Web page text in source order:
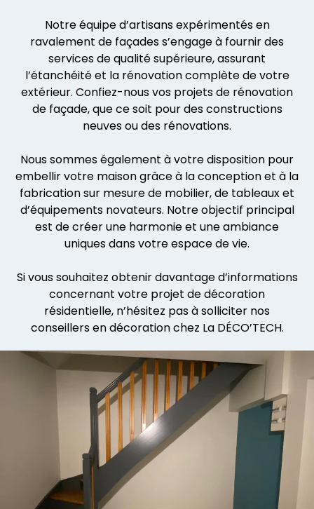
Notre équipe d’artisans expérimentés en
ravalement de façades s’engage à fournir des
services de qualité supérieure, assurant
l’étanchéité et la rénovation complète de votre
extérieur. Confiez-nous vos projets de rénovation
de façade, que ce soit pour des constructions
neuves ou des rénovations.
Nous sommes également à votre disposition pour
embellir votre maison grâce à la conception et à la
fabrication sur mesure de mobilier, de tableaux et
d’équipements novateurs. Notre objectif principal
est de créer une harmonie et une ambiance
uniques dans votre espace de vie.
Si vous souhaitez obtenir davantage d’informations
concernant votre projet de décoration
résidentielle, n’hésitez pas à solliciter nos
conseillers en décoration chez La DÉCO’TECH.